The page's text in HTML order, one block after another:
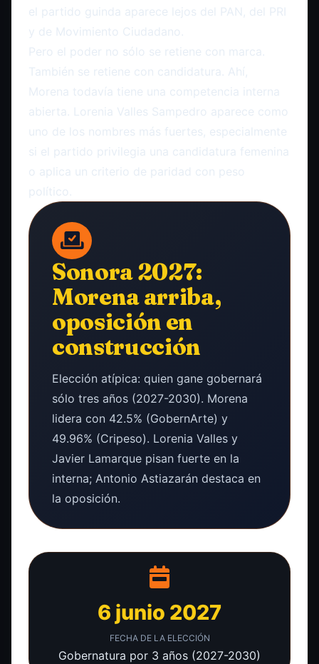
el partido guinda aparece lejos del PAN, del PRI
y de Movimiento Ciudadano.
Pero el poder no sólo se retiene con marca.
También se retiene con candidatura. Ahí,
Morena todavía tiene una competencia interna
abierta. Lorenia Valles Sampedro aparece como
uno de los nombres más fuertes, especialmente
si el partido privilegia una candidatura femenina
o aplica un criterio de paridad con peso
político.
Sonora 2027:
Morena arriba,
oposición en
construcción
Elección atípica: quien gane gobernará
sólo tres años (2027-2030). Morena
lidera con 42.5% (GobernArte) y
49.96% (Cripeso). Lorenia Valles y
Javier Lamarque pisan fuerte en la
interna; Antonio Astiazarán destaca en
la oposición.
6 junio 2027
FECHA DE LA ELECCIÓN
Gobernatura por 3 años (2027-2030)